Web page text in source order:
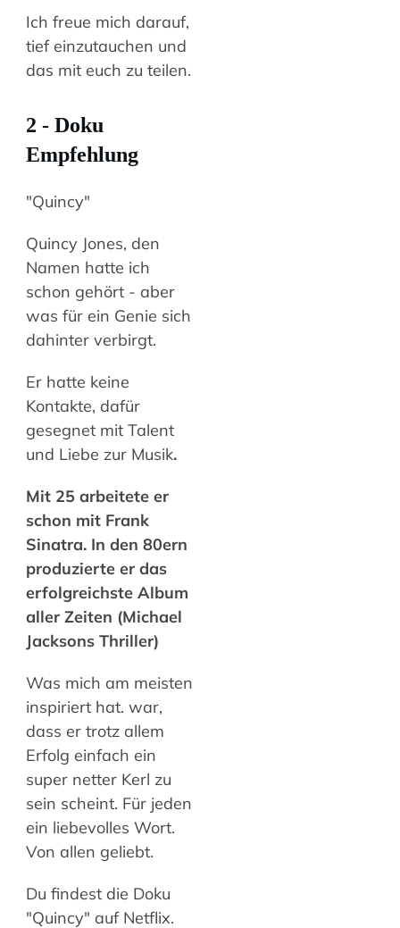
Ich freue mich darauf,
tief einzutauchen und
das mit euch zu teilen.
2 - Doku
Empfehlung
"Quincy"
Quincy Jones, den
Namen hatte ich
schon gehört - aber
was für ein Genie sich
dahinter verbirgt.
Er hatte keine
Kontakte, dafür
gesegnet mit Talent
und Liebe zur Musik.
Mit 25 arbeitete er
schon mit Frank
Sinatra. In den 80ern
produzierte er das
erfolgreichste Album
aller Zeiten (Michael
Jacksons Thriller)
Was mich am meisten
inspiriert hat. war,
dass er trotz allem
Erfolg einfach ein
super netter Kerl zu
sein scheint. Für jeden
ein liebevolles Wort.
Von allen geliebt.
Du findest die Doku
"Quincy" auf Netflix.